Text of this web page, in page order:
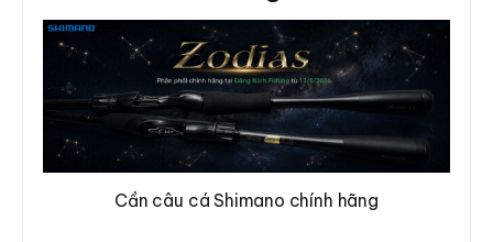
Cần câu cá Shimano chính hãng